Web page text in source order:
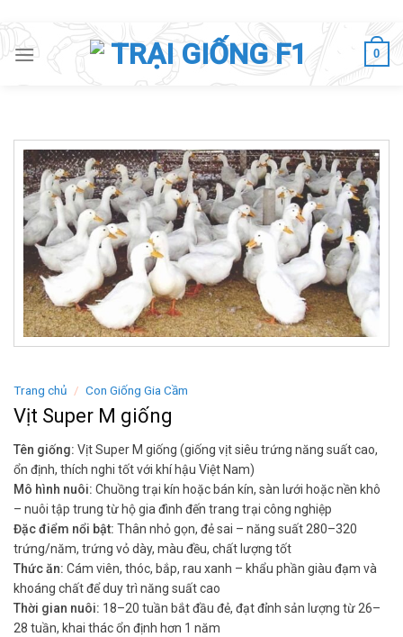
content
0
Trang chủ / Con Giống Gia Cầm
Vịt Super M giống
Tên giống: Vịt Super M giống (giống vịt siêu trứng năng suất cao,
ổn định, thích nghi tốt với khí hậu Việt Nam)
Mô hình nuôi: Chuồng trại kín hoặc bán kín, sàn lưới hoặc nền khô
– nuôi tập trung từ hộ gia đình đến trang trại công nghiệp
Đặc điểm nổi bật: Thân nhỏ gọn, đẻ sai – năng suất 280–320
trứng/năm, trứng vỏ dày, màu đều, chất lượng tốt
Thức ăn: Cám viên, thóc, bắp, rau xanh – khẩu phần giàu đạm và
khoáng chất để duy trì năng suất cao
Thời gian nuôi: 18–20 tuần bắt đầu đẻ, đạt đỉnh sản lượng từ 26–
28 tuần, khai thác ổn định hơn 1 năm